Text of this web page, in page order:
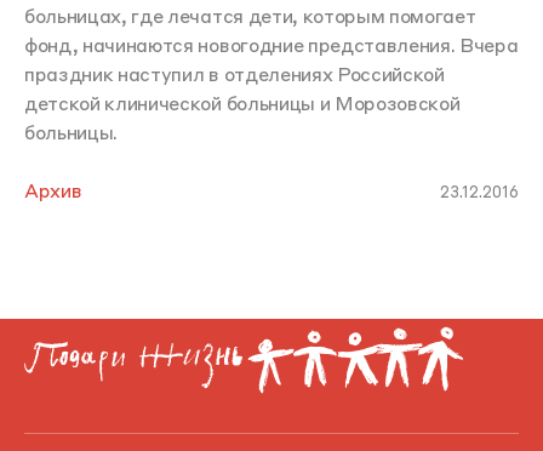
больницах, где лечатся дети, которым помогает
фонд, начинаются новогодние представления. Вчера
праздник наступил в отделениях Российской
детской клинической больницы и Морозовской
больницы.
Архив 23.12.2016